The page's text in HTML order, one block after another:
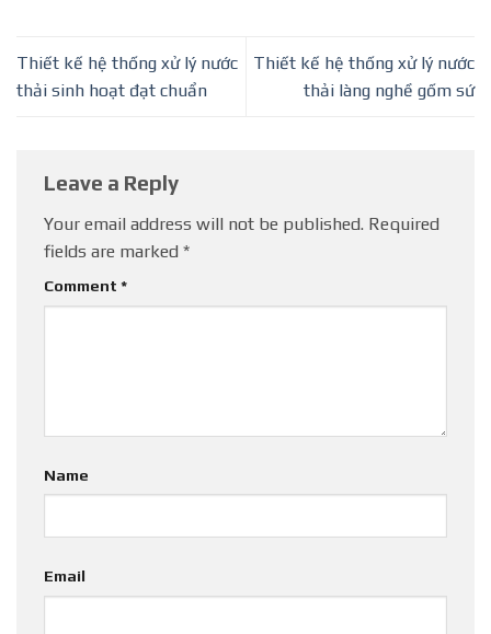
Thiết kế hệ thống xử lý nước
thải sinh hoạt đạt chuẩn
Thiết kế hệ thống xử lý nước
thải làng nghề gốm sứ
Leave a Reply
Your email address will not be published. Required
fields are marked *
Comment *
Name
Email